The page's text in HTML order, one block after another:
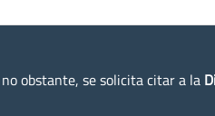
obstante, se solicita citar a la